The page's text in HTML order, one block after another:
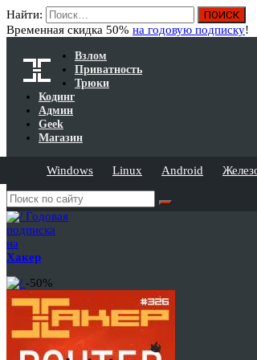
Найти:
Временная скидка 50% на годовую подписку!
Взлом
Приватность
Трюки
Кодинг
Админ
Geek
Магазин
Windows Linux Android
Годовая
подписка
на
Хакер
-50%